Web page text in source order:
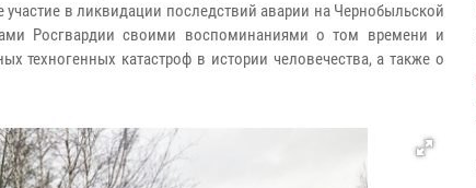
в ликвидации последствий аварии на Чернобыльской
Росгвардии своими воспоминаниями о том времени и
техногенных катастроф в истории человечества, а также о